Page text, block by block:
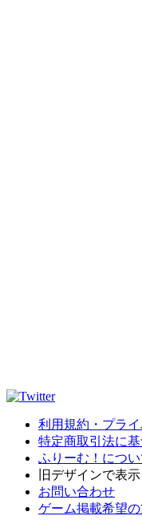
利用規約・プラ
特定商取引法に
ふりーむ！につい
旧デザインで表示
お問い合わせ
ゲーム掲載希望